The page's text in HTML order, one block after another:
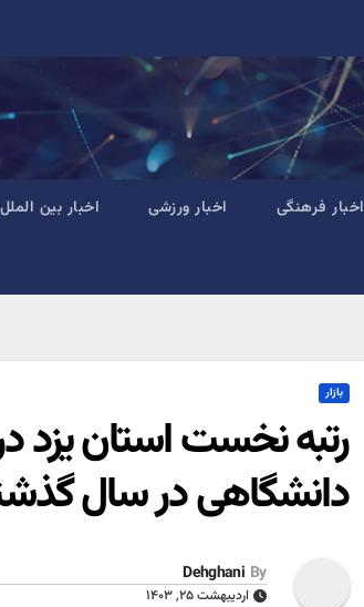
اخبار فرهنگی اخبار ورزشی اخبار بین الملل
بازار
رتبه نخست استان یزد
دانشگاهی در سال
By
Dehghani
اردیبهشت ۲۵, ۱۴۰۳